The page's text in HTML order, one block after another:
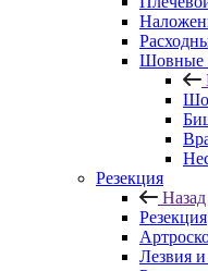
Шовные
Резекция
Назад
Резекция
Лезвия и